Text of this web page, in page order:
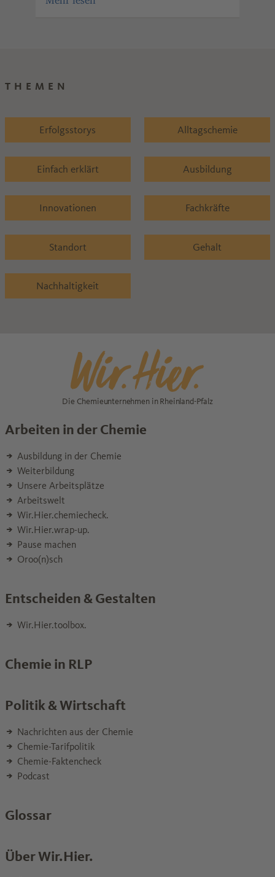
THEMEN
Erfolgsstorys Alltagschemie
Einfach erklärt Ausbildung
Innovationen Fachkräfte
Standort Gehalt
Nachhaltigkeit
Die Chemieunternehmen in Rheinland-Pfalz
Arbeiten in der Chemie
Ausbildung in der Chemie
Weiterbildung
Unsere Arbeitsplätze
Arbeitswelt
Wir.Hier.chemiecheck.
Wir.Hier.wrap-up.
Pause machen
Oroo(n)sch
Entscheiden & Gestalten
Wir.Hier.toolbox.
Chemie in RLP
Politik & Wirtschaft
Nachrichten aus der Chemie
Chemie-Tarifpolitik
Chemie-Faktencheck
Podcast
Glossar
Über Wir.Hier.